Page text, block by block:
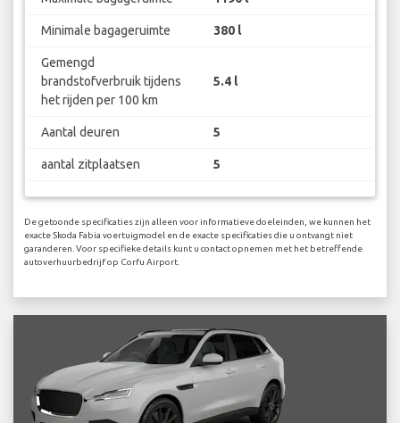
Minimale bagageruimte 380 l
Gemengd
brandstofverbruik tijdens
het rijden per 100 km
5.4 l
Aantal deuren 5
aantal zitplaatsen 5
De getoonde specificaties zijn alleen voor informatieve doeleinden, we kunnen het
exacte Skoda Fabia voertuigmodel en de exacte specificaties die u ontvangt niet
garanderen. Voor specifieke details kunt u contact opnemen met het betreffende
autoverhuurbedrijf op Corfu Airport.